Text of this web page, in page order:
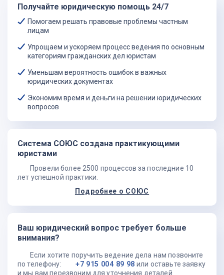
установлено законом (в ред. Федеральных законов от
15.05.2001 N 54-ФЗ, от 30.12.2004 N 213-ФЗ).
В силу ст. 304 ГК РФ, собственник может требовать
нарушения и не были соединены с лишением владения.
исковой давности здесь не применяется. Кроме того,
можно обратиться с повторным иском, например, после
Если бывший собственник остаётся проживать в
Что необходимо предоставить суду для выписки
из квартиры бывшего собственника?
При рассмотрении таких исков, как правило,
доказывают переход права собственности на жилое
помещение: договор купли-продажи, дарения, акт приёма-
передачи жилого помещения.
Кроме того, к делу необходимо приобщить квитанции
об уплате коммунальных услуг. Они подтверждают, что
права истца нарушаются, так как новый собственник
за старого собственника.
Получайте юридическую помощь 24/7
Помогаем решать правовые проблемы частным
лицам
Упрощаем и ускоряем процесс ведения по основным
категориям гражданских дел юристам
Уменьшам вероятность ошибок в важных
юридических документах
Экономим время и деньги на решении юридических
вопросов
Система СОЮС создана практикующими
юристами
Провели более 2500 процессов за последние 10
лет успешной практики.
Подробнее о СОЮС
Ваш юридический вопрос требует больше
внимания?
Если хотите поручить ведение дела нам позвоните
по телефону:
+7 915 004 89 98 или оставьте заявку
и мы вам перезвоним для уточнения деталей